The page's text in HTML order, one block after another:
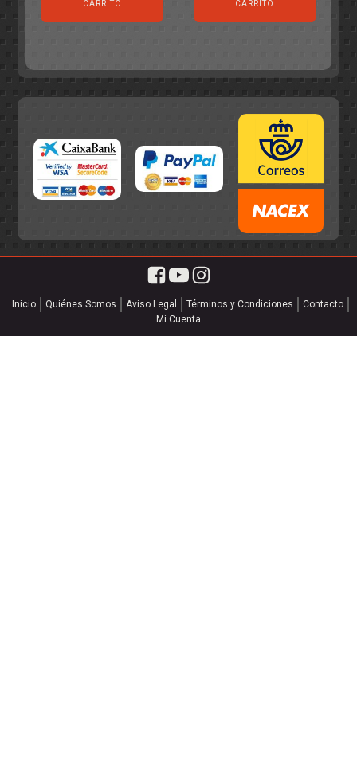
era:
CARRITO
era:
es:
CARRITO
Inicio Quiénes Somos Aviso Legal Términos y Condiciones
Contacto
Mi Cuenta